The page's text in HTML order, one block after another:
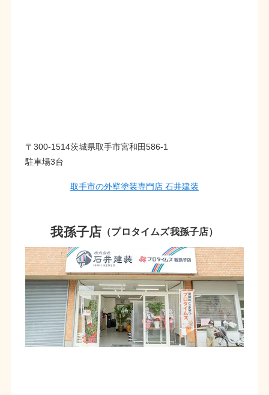
〒300-1514茨城県取手市宮和田586-1
駐車場3台
取手市の外壁塗装専門店 石井建装
我孫子店 （プロタイムズ我孫子店）